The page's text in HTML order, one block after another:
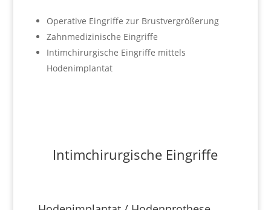
Operative Eingriffe zur Brustvergrößerung
Zahnmedizinische Eingriffe
Intimchirurgische Eingriffe mittels
Hodenimplantat
Intimchirurgische Eingriffe